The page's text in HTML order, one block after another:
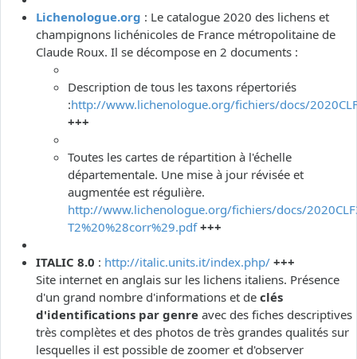
Lichenologue.org : Le catalogue 2020 des lichens et
champignons lichénicoles de France métropolitaine de
Claude Roux. Il se décompose en 2 documents :
Description de tous les taxons répertoriés
:http://www.lichenologue.org/fichiers/docs/
+++
Toutes les cartes de répartition à l'échelle
départementale. Une mise à jour révisée et
augmentée est régulière.
http://www.lichenologue.org/fichiers/docs/
T2%20%28corr%29.pdf +++
ITALIC 8.0 : http://italic.units.it/index.php/ +++
Site internet en anglais sur les lichens italiens. Présence
d'un grand nombre d'informations et de clés
d'identifications par genre avec des fiches descriptives
très complètes et des photos de très grandes qualités sur
lesquelles il est possible de zoomer et d'observer